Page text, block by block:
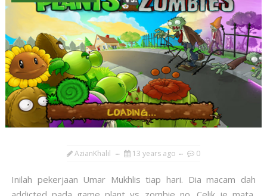
AzianKhalil 13 years ago 0
Inilah pekerjaan Umar Mukhlis tiap hari. Dia macam dah